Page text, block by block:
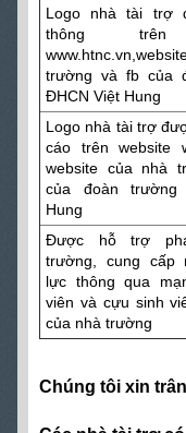
Logo nhà tài trợ
thông trên
trường và fb của
ĐHCN Việt Hung
Logo nhà tài trợ
cáo trên website
website của nhà
của đoàn trường
Hung
Được hỗ trợ
trường, cung cấp
lực thông qua
viên và cựu sinh
của nhà trường
Chúng tôi xin